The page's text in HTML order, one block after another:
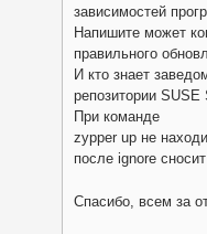
зависимостей
Напишите может
правильного
И кто знает
репозитории SUSE
При команде
zypper up не
после ignore
Спасибо, всем за